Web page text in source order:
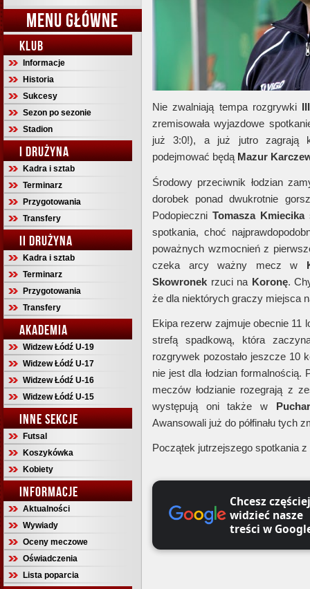
MENU GŁÓWNE
KLUB
Informacje
Historia
Sukcesy
Sezon po sezonie
Stadion
I DRUŻYNA
Kadra i sztab
Terminarz
Przygotowania
Transfery
II DRUŻYNA
Kadra i sztab
Terminarz
Przygotowania
Transfery
AKADEMIA
Widzew Łódź U-19
Widzew Łódź U-17
Widzew Łódź U-16
Widzew Łódź U-15
INNE SEKCJE
Futsal
Koszykówka
Kobiety
INFORMACJE
Aktualności
Wywiady
Oceny meczowe
Oświadczenia
Lista poparcia
Nie zwalniają tempa rozgrywki
zremisowała wyjazdowe
już 3:0!), a już jutro zagrają
podejmować będą Mazur
Środowy przeciwnik łodzian
dorobek ponad dwukrotnie
PodopieczniTomasza Kmiecika
spotkania, choć
poważnych wzmocnień z
czeka arcy ważny mecz w
Skowronek rzuci na Koronę.
że dla niektórych graczy miejsca
Ekipa rezerw zajmuje obecnie 11
strefą spadkową, która
rozgrywek pozostało jeszcze 10
nie jest dla łodzian
meczów łodzianie rozegrają z
występują oni także w
Awansowali już do półfinału tych
Początek jutrzejszego spotkania z
Chcesz częściej
widzieć nasze
treści w